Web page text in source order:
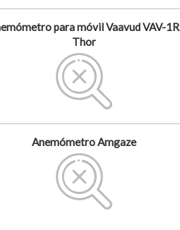
para móvil Vaavud VAV-1R
Thor
Anemómetro Amgaze